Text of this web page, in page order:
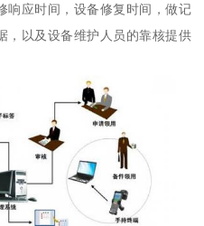
响应时间，设备修复时间，做记
，以及设备维护人员的靠核提供